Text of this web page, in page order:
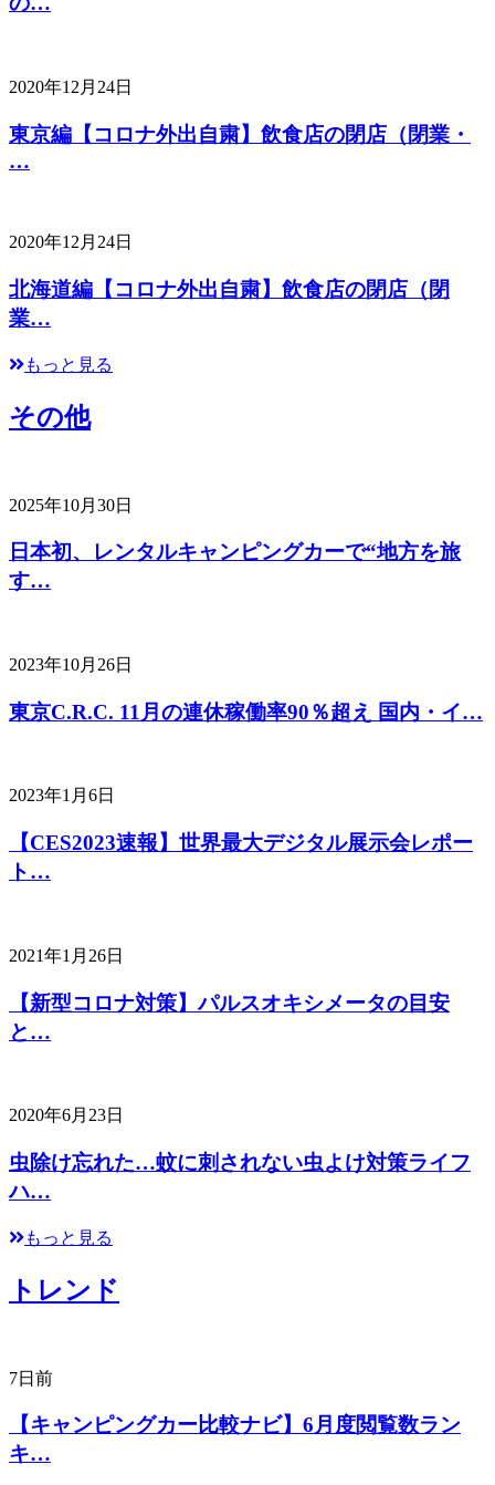
2020年12月24日
東京編【コロナ外出自粛】飲食店の閉店（閉業・
…
2020年12月24日
北海道編【コロナ外出自粛】飲食店の閉店（閉
業…
もっと見る
その他
2025年10月30日
日本初、レンタルキャンピングカーで“地方を旅
す…
2023年10月26日
東京C.R.C. 11月の連休稼働率90％超え 国内・イ…
2023年1月6日
【CES2023速報】世界最大デジタル展示会レポー
ト…
2021年1月26日
【新型コロナ対策】パルスオキシメータの目安
と…
2020年6月23日
虫除け忘れた…蚊に刺されない虫よけ対策ライフ
ハ…
もっと見る
トレンド
7日前
【キャンピングカー比較ナビ】6月度閲覧数ラン
キ…